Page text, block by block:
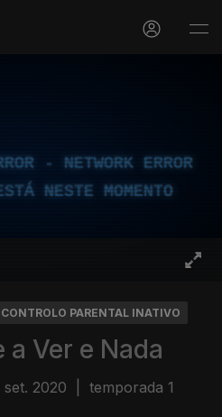
- NETWORK ERROR
NESTE MOMENTO
CONTROLO PARENTAL INATIVO
Ver e Nada
set. 2020 temporada 1